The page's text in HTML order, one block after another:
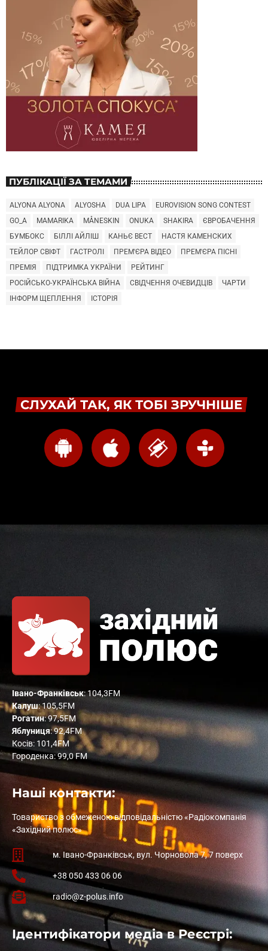
ПУБЛІКАЦІЇ ЗА ТЕМАМИ
ALYONA ALYONA ALYOSHA DUA LIPA
EUROVISION SONG CONTEST
GO_A
MAMARIKA MÅNESKIN ONUKA SHAKIRA
ЄВРОБАЧЕННЯ
БУМБОКС
БІЛЛІ АЙЛІШ КАНЬЄ ВЕСТ
НАСТЯ КАМЕНСКИХ
ТЕЙЛОР СВІФТ
ГАСТРОЛІ ПРЕМ'ЄРА ВІДЕО
ПРЕМ'ЄРА ПІСНІ
ПРЕМІЯ
ПІДТРИМКА УКРАЇНИ
РЕЙТИНГ
РОСІЙСЬКО-УКРАЇНСЬКА ВІЙНА
СВІДЧЕННЯ ОЧЕВИДЦІВ
ЧАРТИ
ІНФОРМ ЩЕПЛЕННЯ
ІСТОРІЯ
СЛУХАЙ ТАК, ЯК ТОБІ ЗРУЧНІШЕ
Івано-Франківськ: 104,3FM
Калуш: 105,5FM
Рогатин: 97,5FM
Яблуниця: 92,4FM
Косів: 101,4FM
Городенка: 99,0 FM
Наші контакти:
Товариство з обмеженою відповідальністю «Радіокомпанія
«Західний полюс»
м. Івано-Франківськ, вул. Чорновола 7, 7 поверх
+38 050 433 06 06
radio@z-polus.info
Ідентифікатори медіа в Реєстрі: